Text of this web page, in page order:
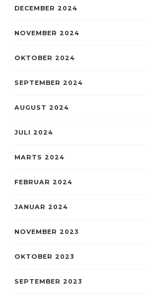
DECEMBER 2024
NOVEMBER 2024
OKTOBER 2024
SEPTEMBER 2024
AUGUST 2024
JULI 2024
MARTS 2024
FEBRUAR 2024
JANUAR 2024
NOVEMBER 2023
OKTOBER 2023
SEPTEMBER 2023